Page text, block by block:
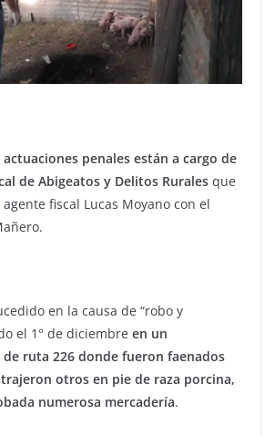
actuaciones penales están a cargo de
de Abigeatos y Delitos Rurales que
fiscal Lucas Moyano con el
en la causa de “robo y
el 1° de diciembre en un
ruta 226 donde fueron faenados
otros en pie de raza porcina,
numerosa mercadería.